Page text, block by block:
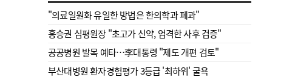
"의료일원화 유일한 방법은 한의학과 폐과"
홍승권 심평원장 " 초고가 신약, 엄격한 사후 검증"
공공병원 발목 예타…李대통령 "제도 개편 검토"
부산대병원 환자경험평가 3등급 '최하위' 굴욕